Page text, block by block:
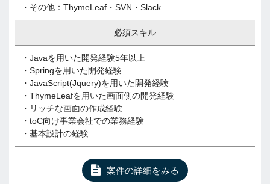
・その他：ThymeLeaf・SVN・Slack
必須スキル
・Javaを用いた開発経験5年以上
・Springを用いた開発経験
・JavaScript(Jquery)を用いた開発経験
・ThymeLeafを用いた画面側の開発経験
・リッチな画面の作成経験
・toC向け事業会社での業務経験
・基本設計の経験
案件の詳細をみる